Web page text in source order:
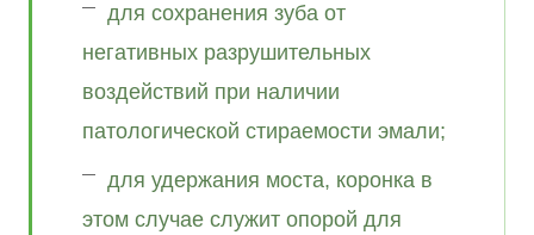
для сохранения зуба от
негативных разрушительных
воздействий при наличии
патологической стираемости эмали;
для удержания моста, коронка в
этом случае служит опорой для